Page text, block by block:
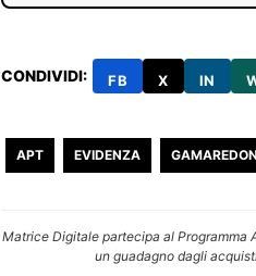
CONDIVIDI: FB X IN
APT EVIDENZA GAMAREDON
Matrice Digitale partecipa al Programma
un guadagno dagli